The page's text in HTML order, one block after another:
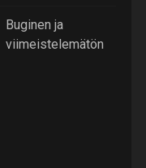
Buginen ja
viimeistelemätön